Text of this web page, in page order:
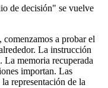
de decisión" se vuelve
a probar el
La instrucción
memoria recuperada
importan. Las
representación de la